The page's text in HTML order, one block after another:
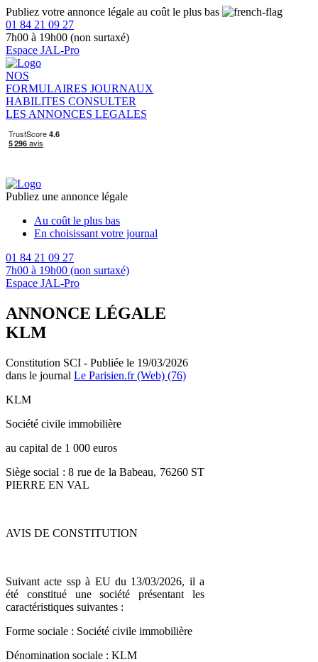
Publiez votre annonce légale au coût le plus bas
01 84 21 09 27
7h00 à 19h00 (non surtaxé)
Espace JAL-Pro
NOS
FORMULAIRES JOURNAUX
HABILITES CONSULTER
LES ANNONCES LEGALES
Publiez une annonce légale
Au coût le plus bas
En choisissant votre journal
01 84 21 09 27
7h00 à 19h00 (non surtaxé)
Espace JAL-Pro
ANNONCE LÉGALE
KLM
Constitution SCI - Publiée le 19/03/2026
dans le journal Le Parisien.fr (Web) (76)
KLM
Société civile immobilière
au capital de 1 000 euros
Siège social : 8 rue de la Babeau, 76260 ST
PIERRE EN VAL
AVIS DE CONSTITUTION
Suivant acte ssp à EU du 13/03/2026, il a
été constitué une société présentant les
caractéristiques suivantes :
Forme sociale : Société civile immobilière
Dénomination sociale : KLM